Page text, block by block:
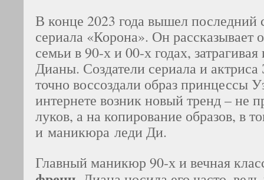
В конце 2023 года вышел последний
сериала «Корона». Он рассказывает
семьи в 90-х и 00-х годах,
Дианы. Создатели сериала и актриса
точно воссоздали образ принцессы
интернете возник новый тренд – не
луков, а на копирование образов, в
и маникюра леди Ди.
Главный маникюр 90-х и вечная